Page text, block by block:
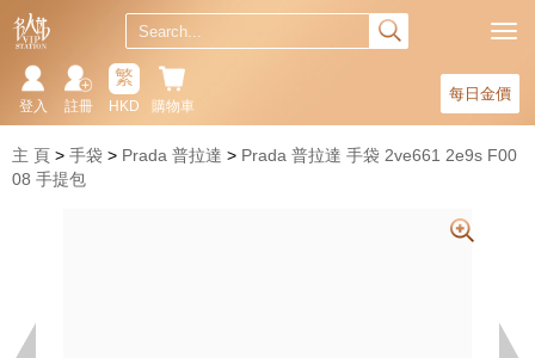
每日金價
購物車
繁
HKD
註冊
登入
主 頁 手袋 Prada 普拉達
Prada 普拉達 手袋 2ve661 2e9s F00
08 手提包